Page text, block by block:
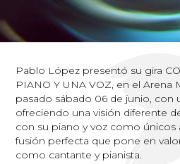
Pablo López presentó su gira
PIANO Y UNA VOZ, en el Arena
pasado sábado 06 de junio, con
ofreciendo una visión diferente
con su piano y voz como únicos
fusión perfecta que pone en
como cantante y pianista.